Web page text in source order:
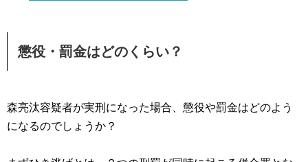
懲役・罰金はどのくらい？
森亮汰容疑者が実刑になった場合、懲役や罰金はどのよう
になるのでしょうか？